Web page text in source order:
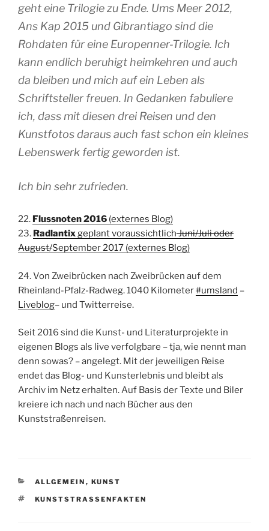
geht eine Trilogie zu Ende. Ums Meer 2012,
Ans Kap 2015 und Gibrantiago sind die
Rohdaten für eine Europenner-Trilogie. Ich
kann endlich beruhigt heimkehren und auch
da bleiben und mich auf ein Leben als
Schriftsteller freuen. In Gedanken fabuliere
ich, dass mit diesen drei Reisen und den
Kunstfotos daraus auch fast schon ein kleines
Lebenswerk fertig geworden ist.
Ich bin sehr zufrieden.
22. Flussnoten 2016 (externes Blog)
23. Radlantixgeplant voraussichtlichJuni/Juli oder
August/September 2017 (externes Blog)
24. Von Zweibrücken nach Zweibrücken auf dem
Rheinland-Pfalz-Radweg. 1040 Kilometer#umsland –
Liveblog– und Twitterreise.
Seit 2016 sind die Kunst- und Literaturprojekte in
eigenen Blogs als live verfolgbare – tja, wie nennt man
denn sowas? – angelegt. Mit der jeweiligen Reise
endet das Blog- und Kunsterlebnis und bleibt als
Archiv im Netz erhalten. Auf Basis der Texte und Biler
kreiere ich nach und nach Bücher aus den
Kunststraßenreisen.
KATEGORIEN
ALLGEMEIN , KUNST
SCHLAGWÖRTER
KUNSTSTRASSENFAKTEN